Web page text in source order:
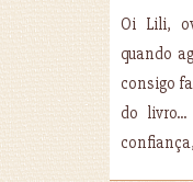
Oi Lili,
quando
consigo
do